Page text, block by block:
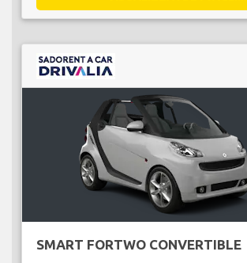
SMART FORTWO CONVERTIBLE